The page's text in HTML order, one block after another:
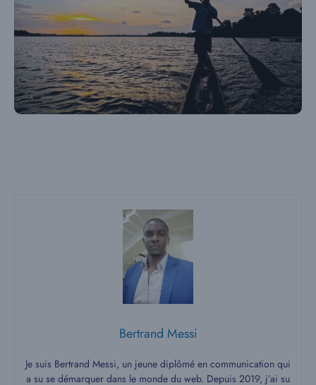
Bertrand Messi
Je suis Bertrand Messi, un jeune diplômé en communication qui
a su se démarquer dans le monde du web. Depuis 2019, j’ai su